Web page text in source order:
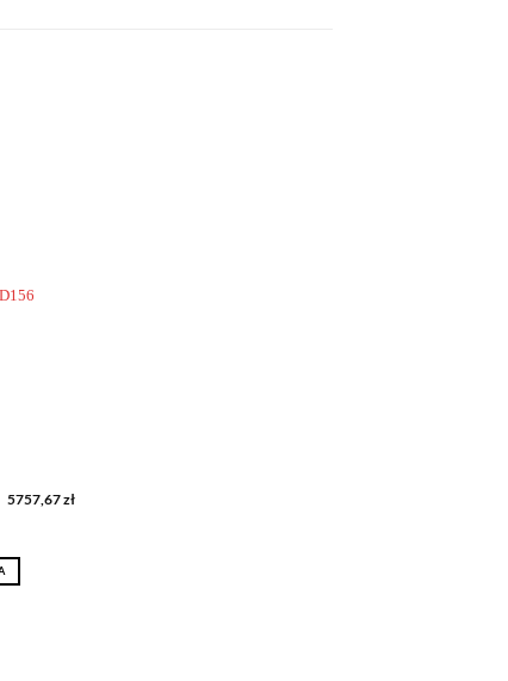
5757,67zł